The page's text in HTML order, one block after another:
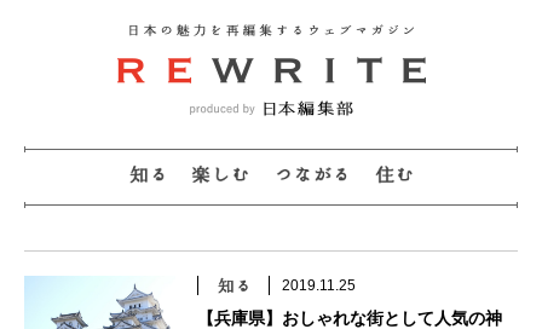
2019.11.25
【兵庫県】おしゃれな街として人気の神